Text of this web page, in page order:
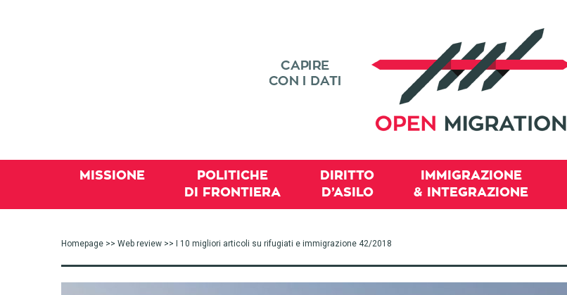
MISSIONE
POLITICHE
DI FRONTIERA
DIRITTO
D’ASILO
IMMIGRAZIONE
& INTEGRAZIONE
Homepage >> Web review >> I 10 migliori articoli su rifugiati e immigrazione 42/2018